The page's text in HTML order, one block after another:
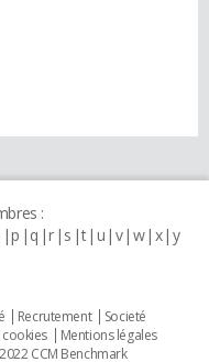
:
p q r s t u v w x y
Recrutement
Societé
Mentions légales
CCM Benchmark